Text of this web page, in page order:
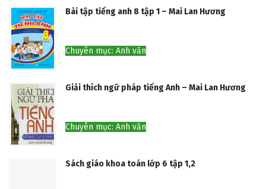
Bài tập tiếng anh 8 tập 1 – Mai Lan Hương
Chuyên mục: Anh văn
Giải thích ngữ pháp tiếng Anh – Mai Lan Hương
Chuyên mục: Anh văn
Sách giáo khoa toán lớp 6 tập 1,2